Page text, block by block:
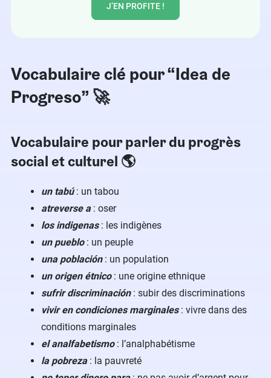
J’EN PROFITE !
Vocabulaire clé pour “Idea de
Progreso” 🚀
Vocabulaire pour parler du progrès
social et culturel 🌎
un tabú: un tabou
atreverse a: oser
los indigenas : les indigènes
un pueblo: un peuple
una población: un population
un origen étnico: une origine ethnique
sufrir discriminación: subir des discriminations
vivir en condiciones marginales: vivre dans des
conditions marginales
el analfabetismo : l’analphabétisme
la pobreza: la pauvreté